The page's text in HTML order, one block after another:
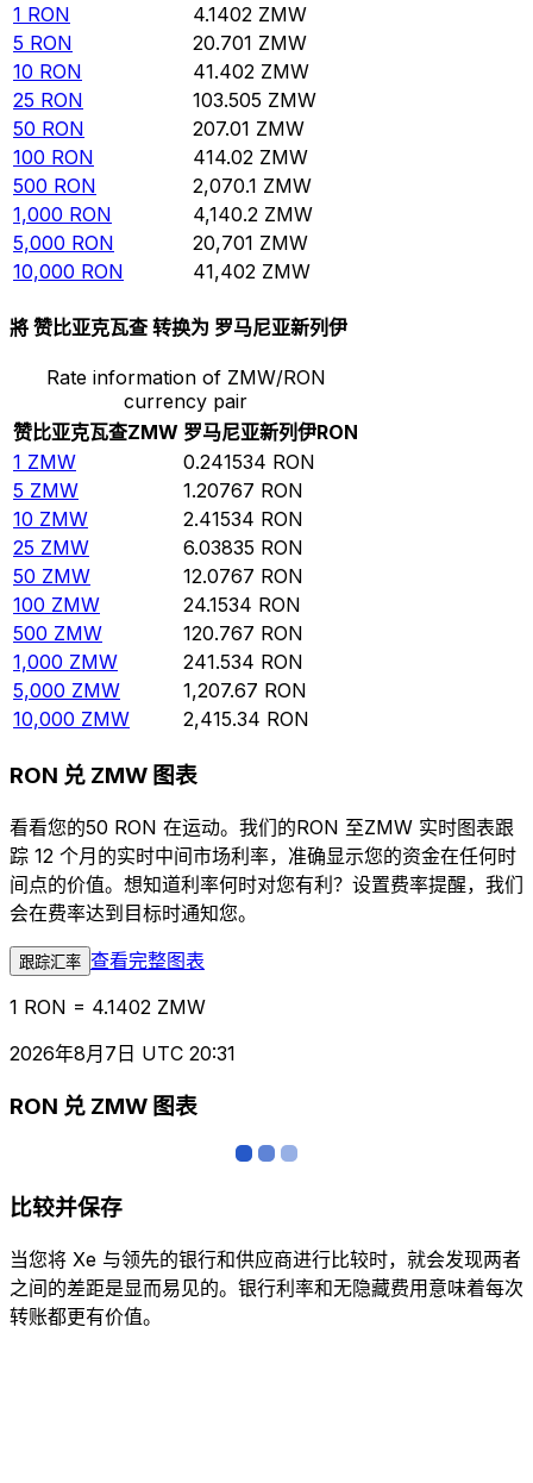
1 RON 4.1402 ZMW
5 RON 20.701 ZMW
10 RON 41.402 ZMW
25 RON 103.505 ZMW
50 RON 207.01 ZMW
100 RON 414.02 ZMW
500 RON 2,070.1 ZMW
1,000 RON 4,140.2 ZMW
5,000 RON 20,701 ZMW
10,000 RON 41,402 ZMW
將 赞比亚克瓦查 转换为 罗马尼亚新列伊
Rate information of ZMW/RON
currency pair
赞比亚克瓦查ZMW 罗马尼亚新列伊RON
1 ZMW 0.241534 RON
5 ZMW 1.20767 RON
10 ZMW 2.41534 RON
25 ZMW 6.03835 RON
50 ZMW 12.0767 RON
100 ZMW 24.1534 RON
500 ZMW 120.767 RON
1,000 ZMW 241.534 RON
5,000 ZMW 1,207.67 RON
10,000 ZMW 2,415.34 RON
RON 兑 ZMW 图表
看看您的50 RON 在运动。我们的RON 至ZMW 实时图表跟
踪 12 个月的实时中间市场利率，准确显示您的资金在任何时
间点的价值。想知道利率何时对您有利？设置费率提醒，我们
会在费率达到目标时通知您。
跟踪汇率 查看完整图表
1 RON = 4.1402 ZMW
2026年8月7日 UTC 20:31
RON 兑 ZMW 图表
比较并保存
当您将 Xe 与领先的银行和供应商进行比较时，就会发现两者
之间的差距是显而易见的。银行利率和无隐藏费用意味着每次
转账都更有价值。